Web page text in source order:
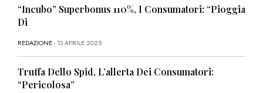
“Incubo” Superbonus 110%, I Consumatori: “Pioggia
Di
REDAZIONE- 13 APRILE 2025
Truffa Dello Spid, L’allerta Dei Consumatori:
“Pericolosa”